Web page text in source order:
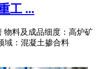
工 ...
物料及成品细度：高炉矿
域：混凝土掺合料